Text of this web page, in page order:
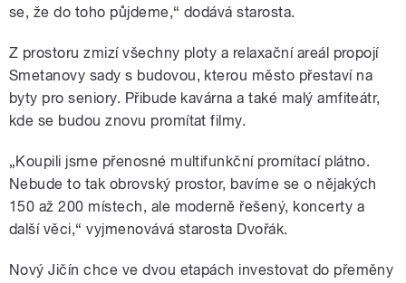
se, že do toho půjdeme,“ dodává starosta.
Z prostoru zmizí všechny ploty a relaxační areál propojí
Smetanovy sady s budovou, kterou město přestaví na
byty pro seniory. Přibude kavárna a také malý amfiteátr,
kde se budou znovu promítat filmy.
„Koupili jsme přenosné multifunkční promítací plátno.
Nebude to tak obrovský prostor, bavíme se o nějakých
150 až 200 místech, ale moderně řešený, koncerty a
další věci,“ vyjmenovává starosta Dvořák.
Nový Jičín chce ve dvou etapách investovat do přeměny